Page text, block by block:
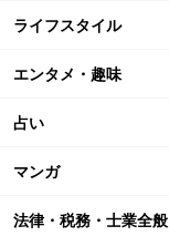
ライフスタイル
エンタメ・趣味
占い
マンガ
法律・税務・士業全般